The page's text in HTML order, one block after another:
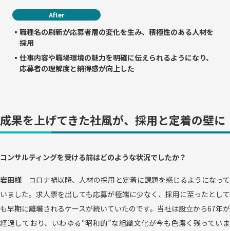
After
▪職種名の刷新が応募者層の変化を生み、積極性のある人材を
採用
▪仕事内容や職場環境の魅力を明確に伝えられるようになり、
応募者の理解度と納得感が向上した
成果を上げてきた社風が、採用と定着の壁に
コンサルティングを受ける前はどのような状況でしたか？
岩田様
コロナ禍以降、人材の採用と定着に課題を感じるようになって
いました。求人票を出しても応募が極端に少なく、採用に至ったとして
も早期に離職されるケースが続いていたのです。当社は設立から67年が
経過しており、いわゆる“昭和的”な組織文化が今も色濃く残っていま